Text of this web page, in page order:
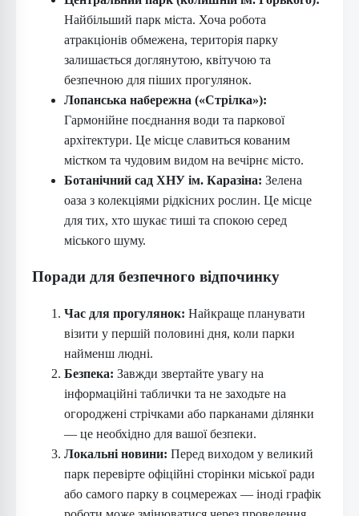
Найбільший парк міста. Хоча робота
атракціонів обмежена, територія парку
залишається доглянутою, квітучою та
безпечною для піших прогулянок.
Лопанська набережна («Стрілка»):
Гармонійне поєднання води та паркової
архітектури. Це місце славиться кованим
містком та чудовим видом на вечірнє місто.
Ботанічний сад ХНУ ім. Каразіна: Зелена
оаза з колекціями рідкісних рослин. Це місце
для тих, хто шукає тиші та спокою серед
міського шуму.
Поради для безпечного відпочинку
Час для прогулянок: Найкраще планувати
візити у першій половині дня, коли парки
найменш людні.
Безпека: Завжди звертайте увагу на
інформаційні таблички та не заходьте на
огороджені стрічками або парканами ділянки
— це необхідно для вашої безпеки.
Локальні новини: Перед виходом у великий
парк перевірте офіційні сторінки міської ради
або самого парку в соцмережах — іноді графік